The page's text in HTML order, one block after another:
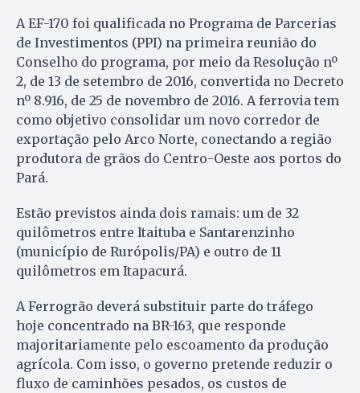
A EF-170 foi qualificada no Programa de Parcerias
de Investimentos (PPI) na primeira reunião do
Conselho do programa, por meio da Resolução nº
2, de 13 de setembro de 2016, convertida no Decreto
nº 8.916, de 25 de novembro de 2016. A ferrovia tem
como objetivo consolidar um novo corredor de
exportação pelo Arco Norte, conectando a região
produtora de grãos do Centro-Oeste aos portos do
Pará.
Estão previstos ainda dois ramais: um de 32
quilômetros entre Itaituba e Santarenzinho
(município de Rurópolis/PA) e outro de 11
quilômetros em Itapacurá.
A Ferrogrão deverá substituir parte do tráfego
hoje concentrado na BR-163, que responde
majoritariamente pelo escoamento da produção
agrícola. Com isso, o governo pretende reduzir o
fluxo de caminhões pesados, os custos de